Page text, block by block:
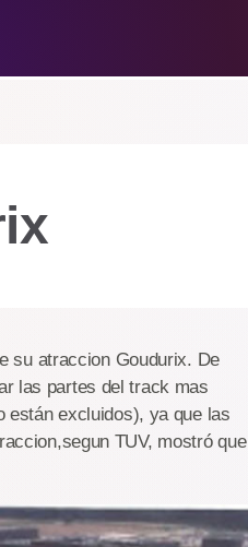
su atraccion Goudurix. De
las partes del track mas
están excluidos), ya que las
TUV, mostró que